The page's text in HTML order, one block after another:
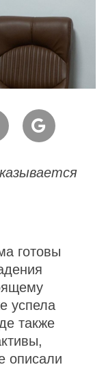
готовы
успела
также
описали